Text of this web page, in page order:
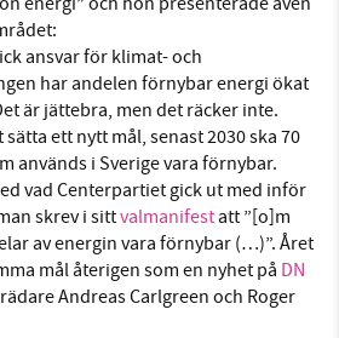
ansvar för klimat- och
har andelen förnybar energi ökat
är jättebra, men det räcker inte.
ett nytt mål, senast 2030 ska 70
används i Sverige vara förnybar.
vad Centerpartiet gick ut med inför
skrev i sittvalmanifestatt ”[o]m
av energin vara förnybar (…)”. Året
mål återigen som en nyhet på DN
Andreas Carlgreen och Roger
en hållbar framtid. Sedan
vår ideella redaktion drivit
framåt genom
och granskningar. Nu vill vi
– och vi hoppas att du
vill hjälpa oss.
genom att swisha en slant till